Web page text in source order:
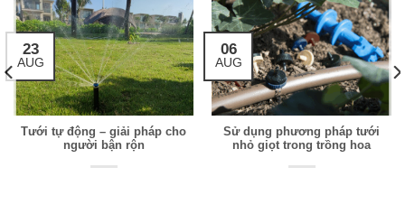
Tưới tự động – giải pháp cho
người bận rộn
23
AUG
Sử dụng phương pháp tưới
nhỏ giọt trong trồng hoa
06
AUG